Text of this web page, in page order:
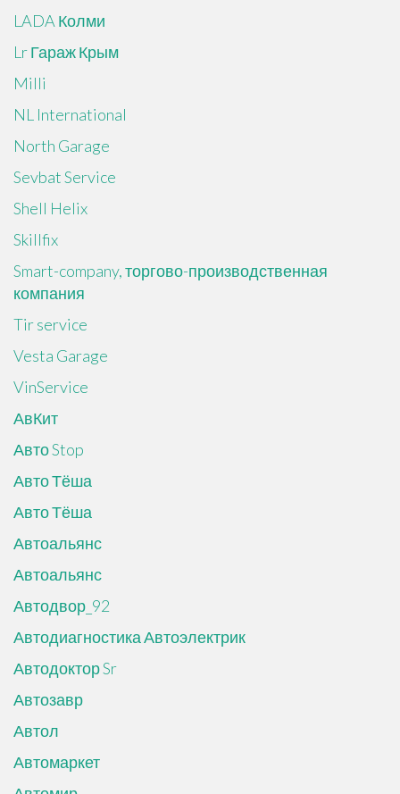
LADA Колми
Lr Гараж Крым
Milli
NL International
North Garage
Sevbat Service
Shell Helix
Skillfix
Smart-company, торгово-производственная
компания
Tir service
Vesta Garage
VinService
АвКит
Авто Stop
Авто Тёша
Авто Тёша
Автоальянс
Автоальянс
Автодвор_92
Автодиагностика Автоэлектрик
Автодоктор Sr
Автозавр
Автол
Автомаркет